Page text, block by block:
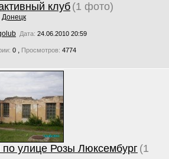
клуб(1 фото)
Донецк
Дата: 24.06.2010 20:59
0 , Просмотров: 4774
улице Розы Люксембург (1